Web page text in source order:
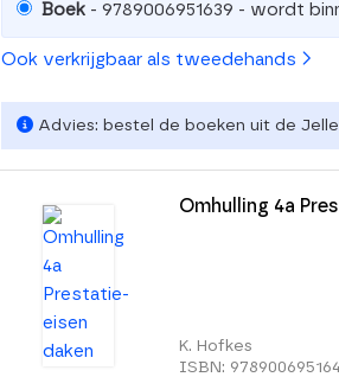
Boek - 9789006951639 - wordt
Ook verkrijgbaar als tweedehands
Advies: bestel de boeken uit de
Omhulling 4a
K. Hofkes
ISBN: